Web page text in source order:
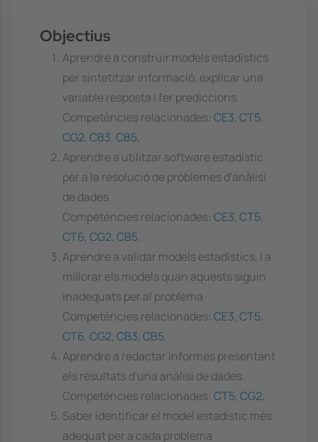
Objectius
Aprendre a construir models estadístics
per sintetitzar informació, explicar una
variable resposta i fer prediccions.
Competències relacionades: CE3, CT5,
CG2, CB3, CB5,
Aprendre a utilitzar software estadístic
per a la resolució de problemes d'anàlisi
de dades
Competències relacionades: CE3, CT5,
CT6, CG2, CB5,
Aprendre a validar models estadístics, i a
millorar els models quan aquests siguin
inadequats per al problema
Competències relacionades: CE3, CT5,
CT6, CG2, CB3, CB5,
Aprendre a redactar informes presentant
els resultats d'una anàlisi de dades
Competències relacionades: CT5, CG2,
Saber identificar el model estadístic més
adequat per a cada problema